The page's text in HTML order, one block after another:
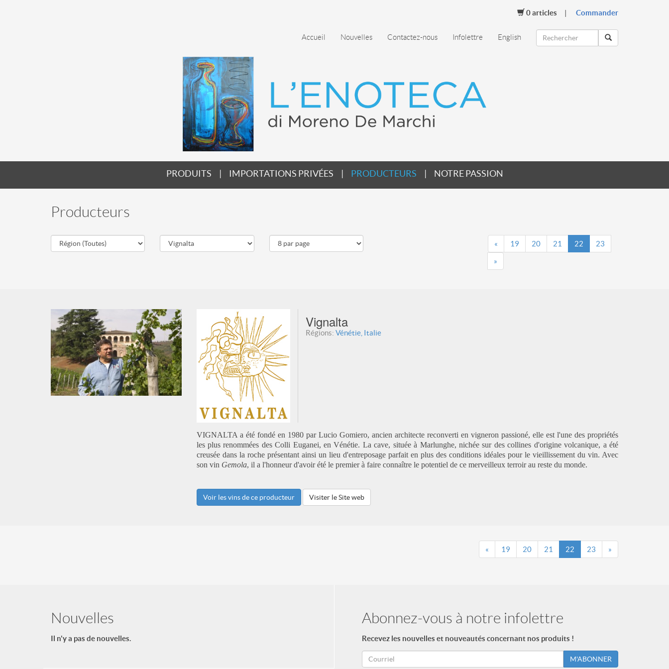
0articles Commander
Accueil Nouvelles Contactez-nous Infolettre English
PRODUITS IMPORTATIONS PRIVÉES PRODUCTEURS NOTRE PASSION
Producteurs
« 19 20 21 22 23
»
Vignalta
Régions: Vénétie, Italie
VIGNALTA a été fondé en 1980 par Lucio Gomiero, ancien architecte reconverti en vigneron passioné, elle est l'une des propriétés
les plus renommées des Colli Euganei, en Vénétie. La cave, située à Marlunghe, nichée sur des collines d'origine volcanique, a été
creusée dans la roche présentant ainsi un lieu d'entreposage parfait en plus des conditions idéales pour le vieillissement du vin. Avec
son vin Gemola, il a l'honneur d'avoir été le premier à faire connaître le potentiel de ce merveilleux terroir au reste du monde.
Voir les vins de ce producteur Visiter le Site web
« 19 20 21 22 23 »
Nouvelles
Il n'y a pas de nouvelles.
Abonnez-vous à notre infolettre
Recevez les nouvelles et nouveautés concernant nos produits !
M'ABONNER